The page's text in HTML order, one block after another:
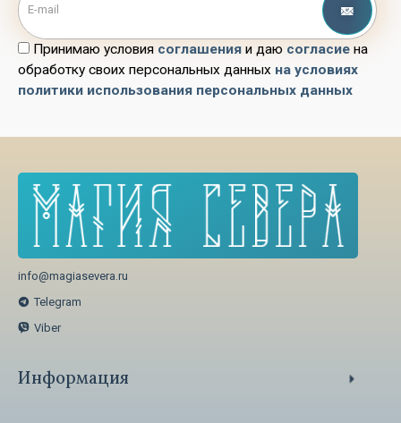
Принимаю условия соглашения и даю согласие на
обработку своих персональных данных на условиях
политики использования персональных данных
info@magiasevera.ru
Telegram
Viber
Информация